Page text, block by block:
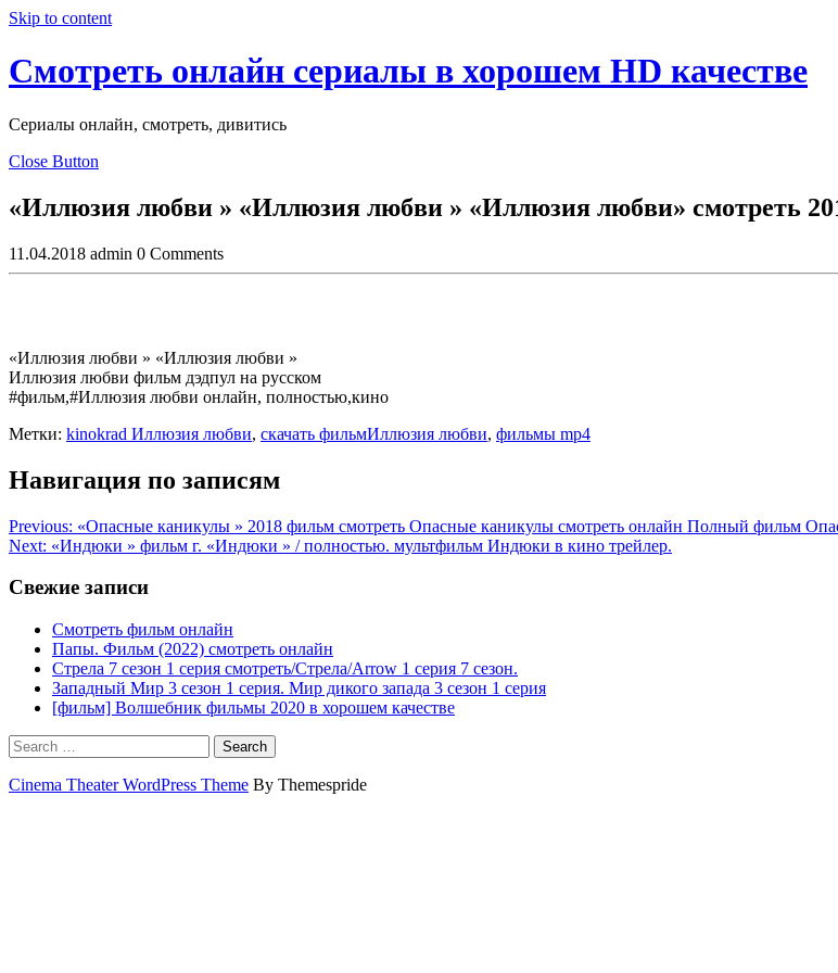
Skip to content
Смотреть онлайн сериалы в хорошем HD качестве
Сериалы онлайн, смотреть, дивитись
Close Button
«Иллюзия любви » «Иллюзия любви » «Иллюзия любви» смотреть
11.04.2018 admin 0 Comments
«Иллюзия любви » «Иллюзия любви »
Иллюзия любви фильм дэдпул на русском
#фильм,#Иллюзия любви онлайн, полностью,кино
Метки: kinokrad Иллюзия любви, скачать фильмИллюзия любви, фильмы mp4
Навигация по записям
Previous: «Опасные каникулы » 2018 фильм смотреть Опасные каникулы смотреть онлайн Полный фильм
Next: «Индюки » фильм г. «Индюки » / полностью. мультфильм Индюки в кинo трейлер.
Свежие записи
Смотреть фильм онлайн
Папы. Фильм (2022) смотреть онлайн
Стрела 7 сезон 1 серия смотреть/Стрела/Arrow 1 серия 7 сезон.
Западный Мир 3 сезон 1 серия. Мир дикого запада 3 сезон 1 серия
[фильм] Волшебник фильмы 2020 в хорошем качестве
Search
Cinema Theater WordPress Theme By Themespride